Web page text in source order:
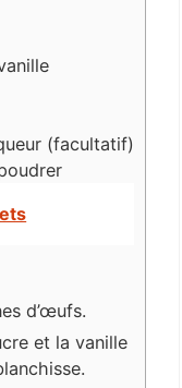
(facultatif)
d’œufs.
et la vanille